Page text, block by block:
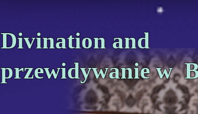
Divination and
przewidywanie w